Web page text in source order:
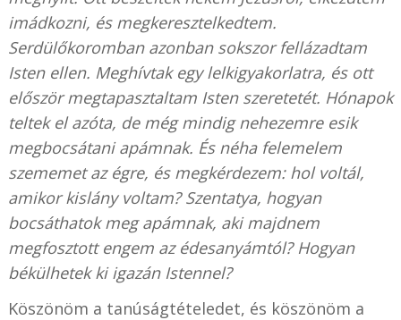
imádkozni, és megkeresztelkedtem.
Serdülőkoromban azonban sokszor fellázadtam
Isten ellen. Meghívtak egy lelkigyakorlatra, és ott
először megtapasztaltam Isten szeretetét. Hónapok
teltek el azóta, de még mindig nehezemre esik
megbocsátani apámnak. És néha felemelem
szememet az égre, és megkérdezem: hol voltál,
amikor kislány voltam?Szentatya, hogyan
bocsáthatok meg apámnak, aki majdnem
megfosztott engem az édesanyámtól? Hogyan
békülhetek ki igazán Istennel?
Köszönöm a tanúságtételedet, és köszönöm a